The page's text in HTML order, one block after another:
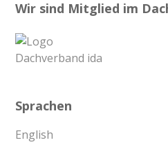
Wir sind Mitglied im
Sprachen
English